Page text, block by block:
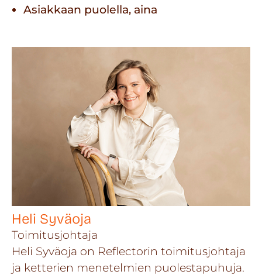
Asiakkaan puolella, aina
Heli Syväoja
Toimitusjohtaja
Heli Syväoja on Reflectorin toimitusjohtaja
ja ketterien menetelmien puolestapuhuja.